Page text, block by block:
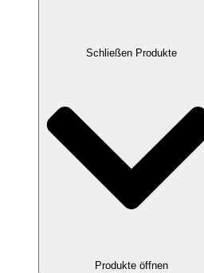
Schließen Produkte
Produkte öffnen